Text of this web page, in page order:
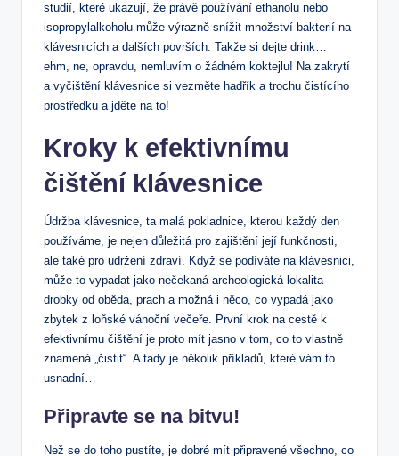
studií, které ukazují, že právě používání ethanolu nebo
isopropylalkoholu může výrazně snížit množství bakterií na
klávesnicích a dalších površích. Takže si dejte drink…
ehm, ne, opravdu, nemluvím o žádném koktejlu! Na zakrytí
a vyčištění klávesnice si vezměte hadřík a trochu čistícího
prostředku a jděte na to!
Kroky k efektivnímu
čištění klávesnice
Údržba klávesnice, ta malá pokladnice, kterou každý den
používáme, je nejen důležitá pro zajištění její funkčnosti,
ale také pro udržení zdraví. Když se podíváte na klávesnici,
může to vypadat jako nečekaná archeologická lokalita –
drobky od oběda, prach a možná i něco, co vypadá jako
zbytek z loňské vánoční večeře. První krok na cestě k
efektivnímu čištění je proto mít jasno v tom, co to vlastně
znamená „čistit“. A tady je několik příkladů, které vám to
usnadní…
Připravte se na bitvu!
Než se do toho pustíte, je dobré mít připravené všechno, co